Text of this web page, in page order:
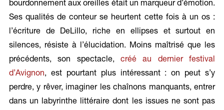
bourdonnement aux oreilles était un marqueur d’émotion.
Ses qualités de conteur se heurtent cette fois à un os :
l’écriture de DeLillo, riche en ellipses et surtout en
silences, résiste à l’élucidation. Moins maîtrisé que les
précédents, son spectacle, créé au dernier festival
d’Avignon, est pourtant plus intéressant : on peut s’y
perdre, y rêver, imaginer les chaînons manquants, entrer
dans un labyrinthe littéraire dont les issues ne sont pas